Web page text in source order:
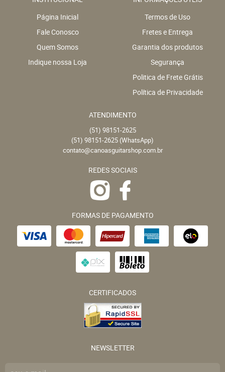
Página Inicial
Fale Conosco
Quem Somos
Indique nossa Loja
Termos de Uso
Fretes e Entrega
Garantia dos produtos
Segurança
Politica de Frete Grátis
Política de Privacidade
ATENDIMENTO
(51) 98151-2625
(51) 98151-2625 (WhatsApp)
contato@canoasguitarshop.com.br
REDES SOCIAIS
FORMAS DE PAGAMENTO
CERTIFICADOS
NEWSLETTER